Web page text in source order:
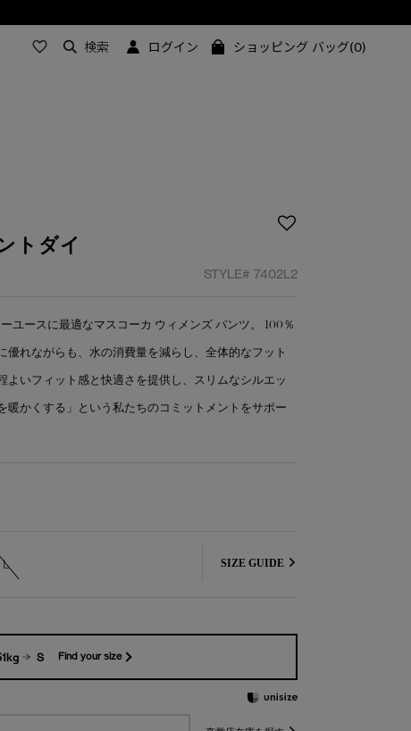
検索 ログイン ショッピング バッグ(0)
トダイ
STYLE# 7402L2
ユースに最適なマスコーカ ウィメンズ パンツ。 100％
れながらも、水の消費量を減らし、全体的なフット
いフィット感と快適さを提供し、スリムなシルエッ
暖かくする」という私たちのコミットメントをサポー
L SIZE GUIDE
S Find your size